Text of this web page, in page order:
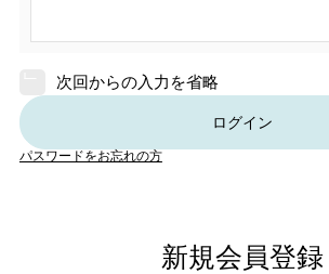
次回からの入力を省略
ログイン
パスワードをお忘れの方
新規会員登録